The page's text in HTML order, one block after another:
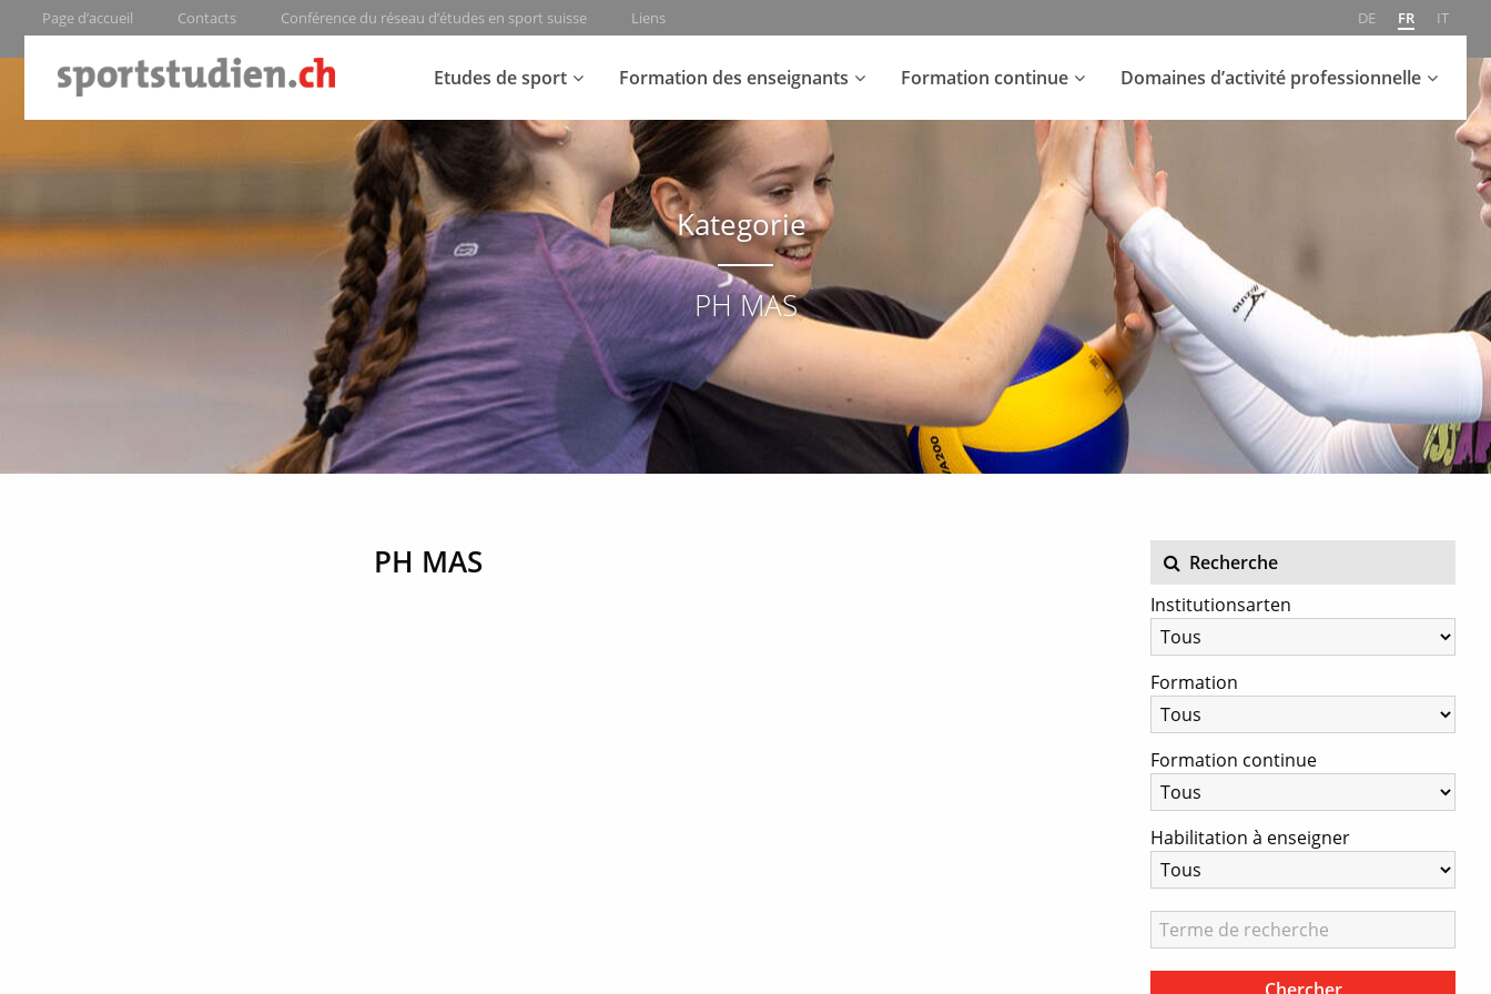
DE FR IT
Page d’accueil Contacts Conférence du réseau d’études en sport suisse Liens
Etudes de sport Formation des enseignants Formation continue Domaines d’activité professionnelle
Kategorie
PH MAS
PH MAS
Recherche
Institutionsarten
Formation
Formation continue
Habilitation à enseigner